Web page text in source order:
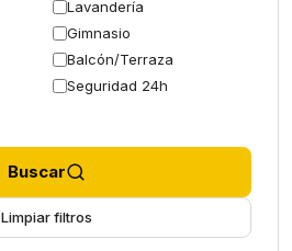
Lavandería
Gimnasio
Balcón/Terraza
Seguridad 24h
Buscar
Limpiar filtros